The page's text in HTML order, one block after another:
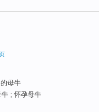
母牛
; 怀孕母牛